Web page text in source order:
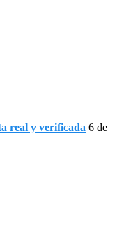
real y verificada 6 de